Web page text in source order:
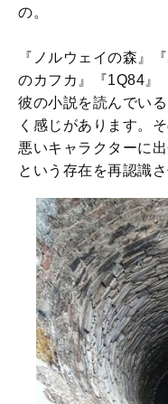
の。
『ノルウェイの森』
のカフカ』『1Q84』
彼の小説を読んでい
く感じがあります。
悪いキャラクターに
という存在を再認識さ